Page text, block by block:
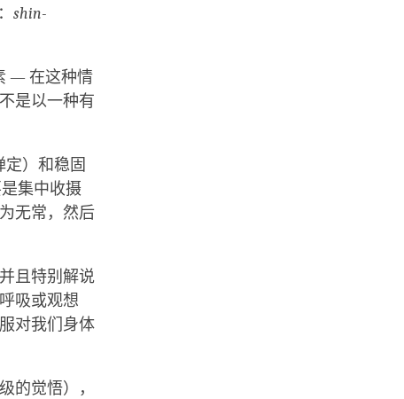
shin-
— 在这种情
是以一种有
）和稳固
集中收摄
无常，然后
且特别解说
吸或观想
对我们身体
的觉悟），